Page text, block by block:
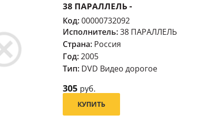
38 ПАРАЛЛЕЛЬ -
Код:00000732092
Исполнитель:38 ПАРАЛЛЕЛЬ
Страна: Россия
Год:2005
Тип: DVD Видео дорогое
305 руб.
КУПИТЬ